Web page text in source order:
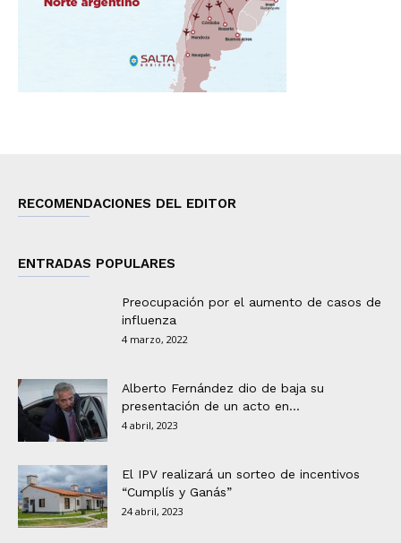
RECOMENDACIONES DEL EDITOR
ENTRADAS POPULARES
Preocupación por el aumento de casos de
influenza
4 marzo, 2022
Alberto Fernández dio de baja su
presentación de un acto en...
4 abril, 2023
El IPV realizará un sorteo de incentivos
“Cumplís y Ganás”
24 abril, 2023